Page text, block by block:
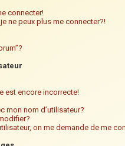
connecter!
ne peux plus me connecter?!
est encore incorrecte!
mon nom d’utilisateur?
on me demande de me